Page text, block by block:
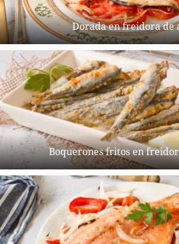
Dorada en freidora de
Boquerones fritos en